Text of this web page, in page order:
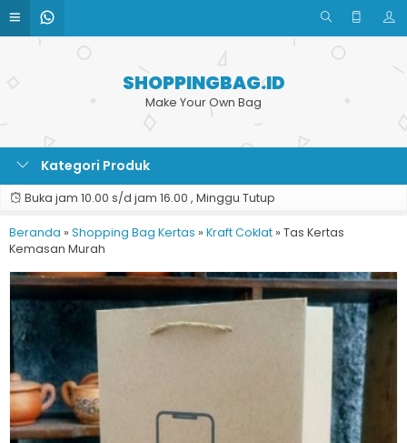
SHOPPINGBAG.ID
Make Your Own Bag
Kategori Produk
Buka jam 10.00 s/d jam 16.00 , Minggu Tutup
Beranda » Shopping Bag Kertas » Kraft Coklat » Tas Kertas
Kemasan Murah